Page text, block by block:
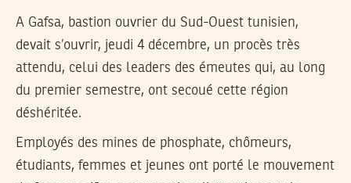
A Gafsa, bastion ouvrier du Sud-Ouest tunisien,
devait s’ouvrir, jeudi 4 décembre, un procès très
attendu, celui des leaders des émeutes qui, au long
du premier semestre, ont secoué cette région
déshéritée.
Employés des mines de phosphate, chômeurs,
étudiants, femmes et jeunes ont porté le mouvement